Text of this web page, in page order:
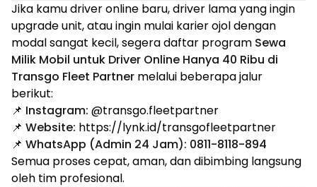
Jika kamu driver online baru, driver lama yang ingin
upgrade unit, atau ingin mulai karier ojol dengan
modal sangat kecil, segera daftar program Sewa
Milik Mobil untuk Driver Online Hanya 40 Ribu di
Transgo Fleet Partner melalui beberapa jalur
berikut:
📌 Instagram: @transgo.fleetpartner
📌 Website: https://lynk.id/transgofleetpartner
📌 WhatsApp (Admin 24 Jam): 0811-8118-894
Semua proses cepat, aman, dan dibimbing langsung
oleh tim profesional.